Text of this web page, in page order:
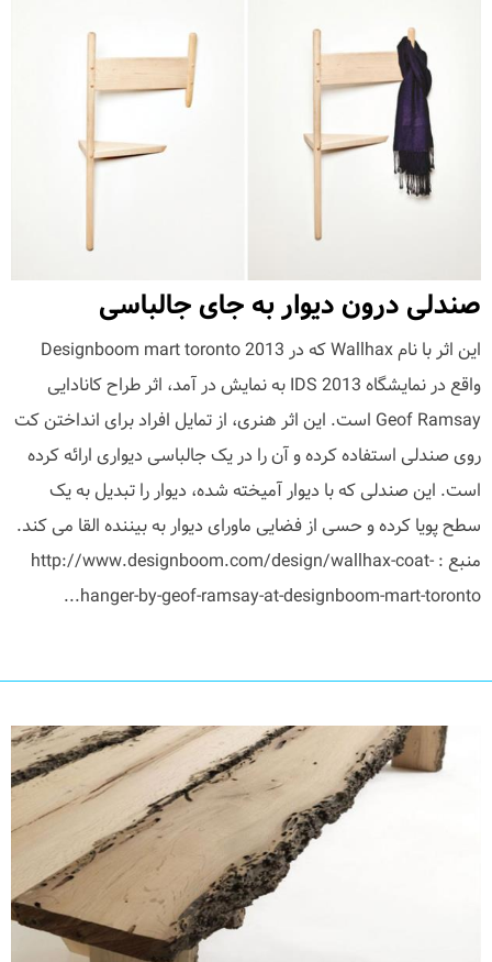
صندلی درون دیوار به جای جالباسی
این اثر با نام Wallhax که در Designboom mart toronto 2013
واقع در نمایشگاه 2013 IDS به نمایش در آمد، اثر طراح کانادایی
Geof Ramsay است. این اثر هنری، از تمایل افراد برای انداختن کت
روی صندلی استفاده کرده و آن را در یک جالباسی دیواری ارائه کرده
است. این صندلی که با دیوار آمیخته شده، دیوار را تبدیل به یک
سطح پویا کرده و حسی از فضایی ماورای دیوار به بیننده القا می کند.
منبع : http://www.designboom.com/design/wallhax-coat-
hanger-by-geof-ramsay-at-designboom-mart-toronto...